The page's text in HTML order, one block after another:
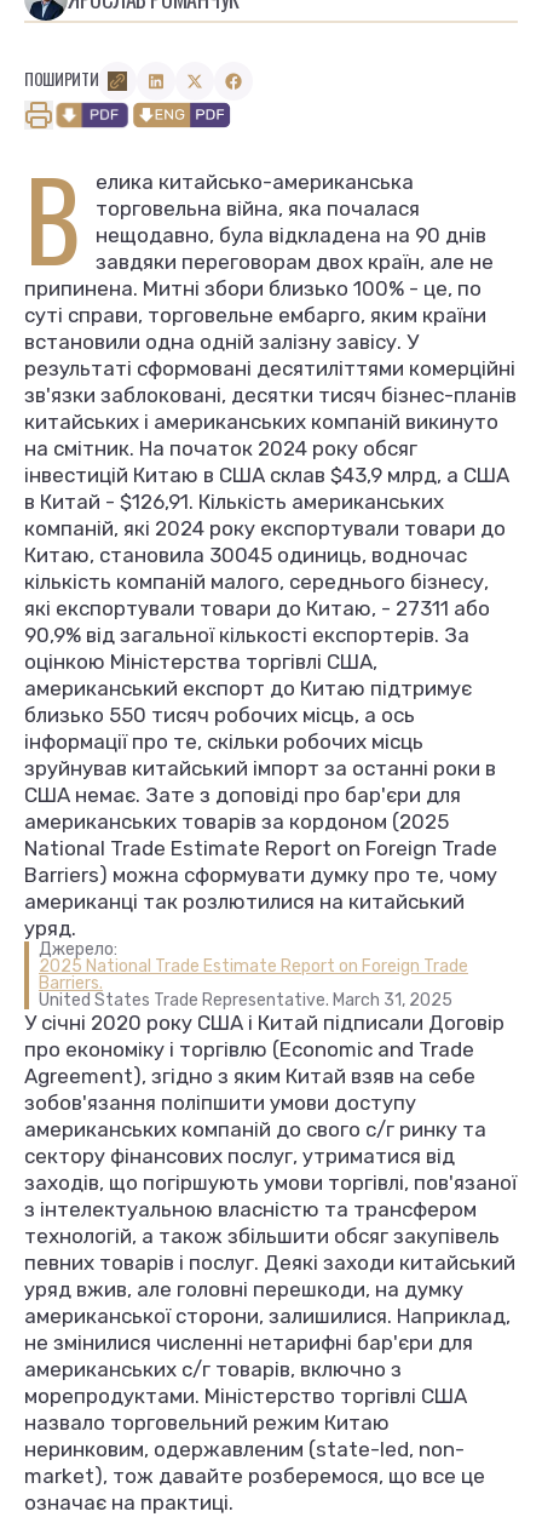
ПОШИРИТИ
В
елика китайсько-американська
торговельна війна, яка почалася
нещодавно, була відкладена на 90 днів
завдяки переговорам двох країн, але не
припинена. Митні збори близько 100% - це, по
суті справи, торговельне ембарго, яким країни
встановили одна одній залізну завісу. У
результаті сформовані десятиліттями комерційні
зв'язки заблоковані, десятки тисяч бізнес-планів
китайських і американських компаній викинуто
на смітник. На початок 2024 року обсяг
інвестицій Китаю в США склав $43,9 млрд, а США
в Китай - $126,91. Кількість американських
компаній, які 2024 року експортували товари до
Китаю, становила 30045 одиниць, водночас
кількість компаній малого, середнього бізнесу,
які експортували товари до Китаю, - 27311 або
90,9% від загальної кількості експортерів. За
оцінкою Міністерства торгівлі США,
американський експорт до Китаю підтримує
близько 550 тисяч робочих місць, а ось
інформації про те, скільки робочих місць
зруйнував китайський імпорт за останні роки в
США немає. Зате з доповіді про бар'єри для
американських товарів за кордоном (2025
National Trade Estimate Report on Foreign Trade
Barriers) можна сформувати думку про те, чому
американці так розлютилися на китайський
уряд.
Джерело:
2025 National Trade Estimate Report on Foreign Trade
Barriers.
United States Trade Representative. March 31, 2025
У січні 2020 року США і Китай підписали Договір
про економіку і торгівлю (Economic and Trade
Agreement), згідно з яким Китай взяв на себе
зобов'язання поліпшити умови доступу
американських компаній до свого с/г ринку та
сектору фінансових послуг, утриматися від
заходів, що погіршують умови торгівлі, пов'язаної
з інтелектуальною власністю та трансфером
технологій, а також збільшити обсяг закупівель
певних товарів і послуг. Деякі заходи китайський
уряд вжив, але головні перешкоди, на думку
американської сторони, залишилися. Наприклад,
не змінилися численні нетарифні бар'єри для
американських с/г товарів, включно з
морепродуктами. Міністерство торгівлі США
назвало торговельний режим Китаю
неринковим, одержавленим (state-led, non-
market), тож давайте розберемося, що все це
означає на практиці.